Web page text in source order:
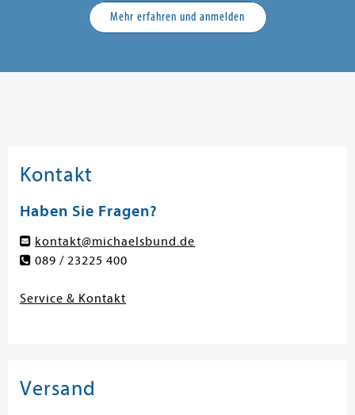
Mehr erfahren und anmelden
Kontakt
Haben Sie Fragen?
kontakt@michaelsbund.de
089 / 23225 400
Service & Kontakt
Versand